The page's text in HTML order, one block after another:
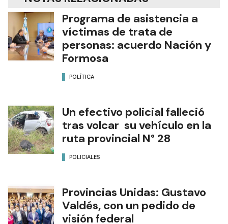
Programa de asistencia a
víctimas de trata de
personas: acuerdo Nación y
Formosa
POLÍTICA
Un efectivo policial falleció
tras volcar su vehículo en la
ruta provincial N° 28
POLICIALES
Provincias Unidas: Gustavo
Valdés, con un pedido de
visión federal